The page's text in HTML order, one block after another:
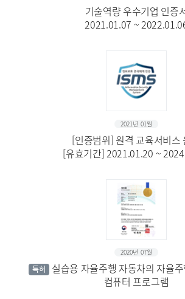
기술역량 우수기업 인증
2021.01.07 ~
2021년 01월
[인증범위] 원격 교육서비스
[유효기간] 2021.01.20 ~
2020년 07월
특허
실습용 자율주행 자동차의 자율
컴퓨터 프로그램